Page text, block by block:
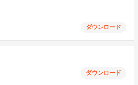
ダウンロード
ダウンロード